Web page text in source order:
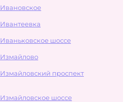
шоссе
проспект
шоссе